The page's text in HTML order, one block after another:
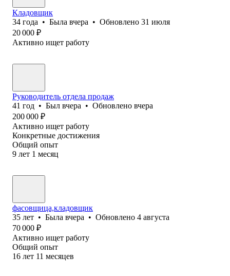
Кладовщик
34 года • Была вчера • Обновлено 31 июля
20 000 ₽
Активно ищет работу
Руководитель отдела продаж
41 год • Был вчера • Обновлено вчера
200 000 ₽
Активно ищет работу
Конкретные достижения
Общий опыт
9 лет 1 месяц
фасовщица,кладовщик
35 лет • Была вчера • Обновлено 4 августа
70 000 ₽
Активно ищет работу
Общий опыт
16 лет 11 месяцев